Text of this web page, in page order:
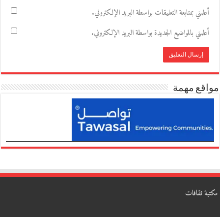
أعلمني بمتابعة التعليقات بواسطة البريد الإلكتروني.
أعلمني بالمواضيع الجديدة بواسطة البريد الإلكتروني.
مواقع مهمة
مكتبة ثقافات